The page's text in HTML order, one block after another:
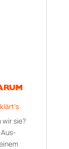
wir sie?
Aus­